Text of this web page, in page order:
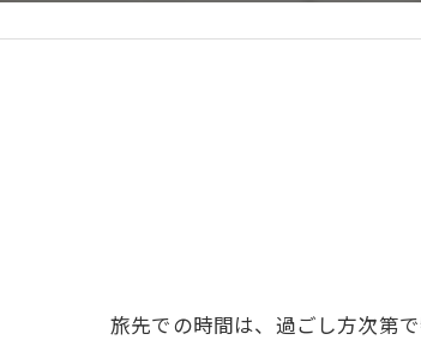
旅先での時間は、過ごし方次第